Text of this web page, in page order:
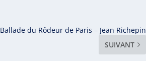
Ballade du Rôdeur de Paris – Jean Richepin
SUIVANT